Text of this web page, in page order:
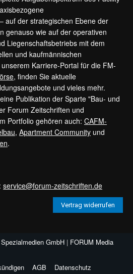
auf der strategischen Ebene der
genauso wie auf der operativen
Liegenschaftsbetriebs mit dem
und kaufmännischen
Karriere-Portal für die FM-
, finden Sie aktuelle
und vieles mehr.
Publikation der Sparte "Bau- und
Forum Zeitschriften und
Portfolio gehören auch: CAFM-
, Apartment Community und
.
service@forum-zeitschriften.de
Vertrag widerrufen
GmbH | FORUM Media
AGB Datenschutz